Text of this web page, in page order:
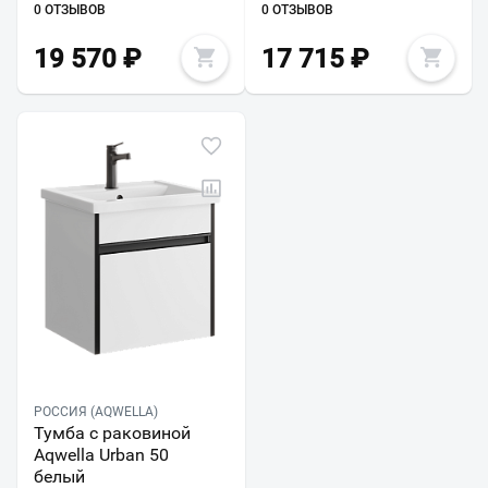
0 ОТЗЫВОВ
19 570 ₽
0 ОТЗЫВОВ
17 715₽
РОССИЯ (AQWELLA)
Тумба с раковиной
Aqwella Urban 50
белый